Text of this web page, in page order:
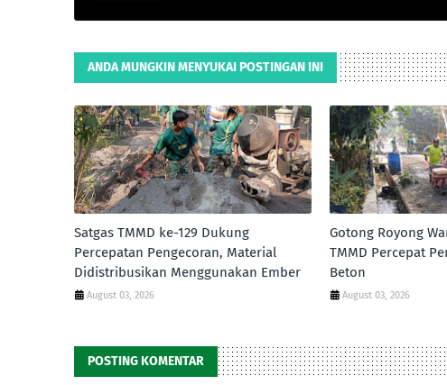
ANDA MUNGKIN MENYUKAI POSTINGAN INI
Satgas TMMD ke-129 Dukung
Percepatan Pengecoran, Material
Didistribusikan Menggunakan Ember
August 03, 2026
Gotong Royong
TMMD Percepat
Beton
August 03, 2026
POSTING KOMENTAR